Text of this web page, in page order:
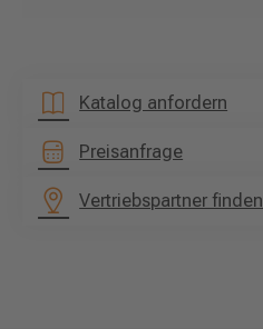
Katalog anfordern
Preisanfrage
Vertriebspartner finden